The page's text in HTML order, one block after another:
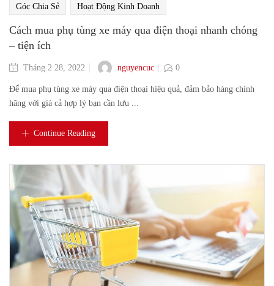
Góc Chia Sẻ Hoạt Động Kinh Doanh
Cách mua phụ tùng xe máy qua điện thoại nhanh chóng
– tiện ích
Tháng 2 28, 2022 nguyencuc 0
Để mua phụ tùng xe máy qua điện thoại hiệu quả, đảm bảo hàng chính
hãng với giá cả hợp lý bạn cần lưu ...
Continue Reading